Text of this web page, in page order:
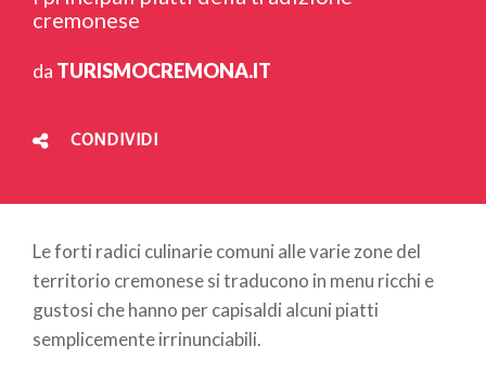
cremonese
da TURISMOCREMONA.IT
CONDIVIDI
Le forti radici culinarie comuni alle varie zone del
territorio cremonese si traducono in menu ricchi e
gustosi che hanno per capisaldi alcuni piatti
semplicemente irrinunciabili.